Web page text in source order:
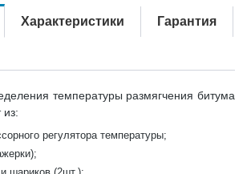
Характеристики Гарантия
температуры размягчения битума
регулятора температуры;